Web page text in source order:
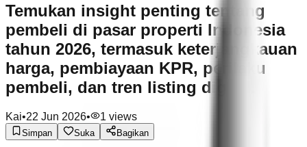
Temukan insight penting tentang
pembeli di pasar properti Indonesia
tahun 2026, termasuk keterjangkauan
harga, pembiayaan KPR, perilaku
pembeli, dan tren listing digital.
Kai•22 Jun 2026• 1 views
Simpan Suka Bagikan